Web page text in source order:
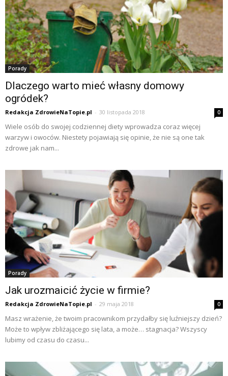
Porady
Dlaczego warto mieć własny domowy
ogródek?
Redakcja ZdrowieNaTopie.pl - 30 listopada 2018 0
Wiele osób do swojej codziennej diety wprowadza coraz więcej
warzyw i owoców. Niestety pojawiają się opinie, że nie są one tak
zdrowe jak nam...
Porady
Jak urozmaicić życie w firmie?
Redakcja ZdrowieNaTopie.pl - 29 maja 2018 0
Masz wrażenie, że twoim pracownikom przydałby się luźniejszy dzień?
Może to wpływ zbliżającego się lata, a może… stagnacja? Wszyscy
lubimy od czasu do czasu...